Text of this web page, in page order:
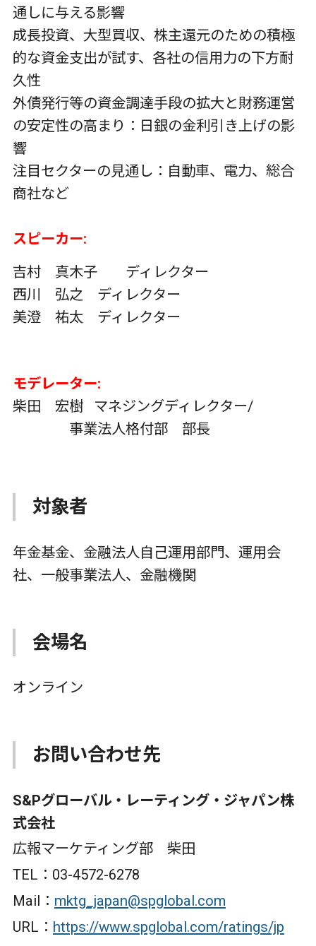
通しに与える影響
成長投資、大型買収、株主還元のための積極
的な資金支出が試す、各社の信用力の下方耐
久性
外債発行等の資金調達手段の拡大と財務運営
の安定性の高まり：日銀の金利引き上げの影
響
注目セクターの見通し：自動車、電力、総合
商社など
スピーカー:
吉村 真木子 ディレクター
西川 弘之 ディレクター
美澄 祐太 ディレクター
モデレーター:
柴田 宏樹 マネジングディレクター/
事業法人格付部 部長
対象者
年金基金、金融法人自己運用部門、運用会
社、一般事業法人、金融機関
会場名
オンライン
お問い合わせ先
S&Pグローバル・レーティング・ジャパン株
式会社
広報マーケティング部 柴田
TEL：03-4572-6278
Mail： mktg_japan@spglobal.com
URL： https://www.spglobal.com/ratings/jp